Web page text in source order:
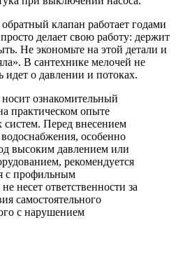
клапан работает годами
делает свою работу: держит
Не экономьте на этой детали и
В сантехнике мелочей не
идет о давлении и потоках.
ознакомительный
практическом опыте
Перед внесением
особенно
высоким давлением или
рекомендуется
с профильным
несет ответственности за
самостоятельного
с нарушением